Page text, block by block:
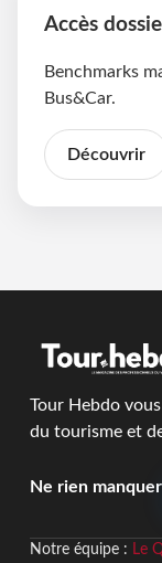
Accès
Benchmarks
Bus&Car.
Découvrir
Tour Hebdo
du tourisme et
Ne rien manquer
Notre équipe : Le